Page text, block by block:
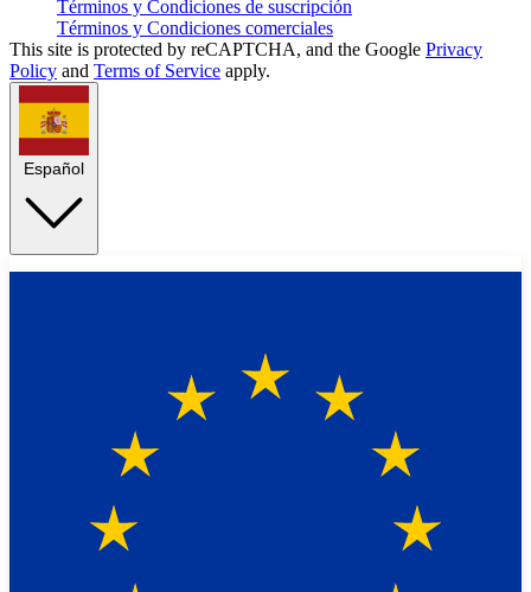
Términos y Condiciones de suscripción
Términos y Condiciones comerciales
This site is protected by reCAPTCHA, and the Google Privacy
Policy and Terms of Service apply.
Español